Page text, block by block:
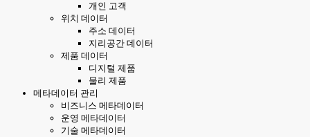
개인 고객
위치 데이터
주소 데이터
지리공간 데이터
제품 데이터
디지털 제품
물리 제품
메타데이터 관리
비즈니스 메타데이터
운영 메타데이터
기술 메타데이터